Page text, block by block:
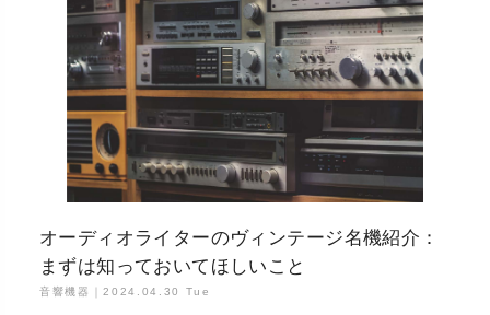
オーディオライターのヴィンテージ名機紹介：
まずは知っておいてほしいこと
音響機器｜2024.04.30 Tue